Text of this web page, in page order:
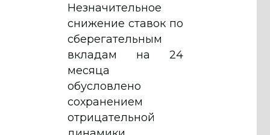
Незначительное
снижение ставок по
сберегательным
вкладам на 24
месяца
обусловлено
сохранением
отрицательной